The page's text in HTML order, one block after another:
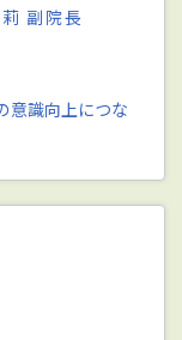
副院長
意識向上につな